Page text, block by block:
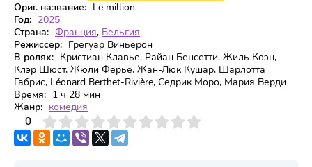
Ориг. название: Le million
Год: 2025
Страна: Франция, Бельгия
Режиссер: Грегуар Виньерон
В ролях: Кристиан Клавье, Райан Бенсетти, Жиль Коэн,
Клэр Шюст, Жюли Ферье, Жан-Люк Кушар, Шарлотта
Габрис, Léonard Berthet-Rivière, Седрик Моро, Мария Верди
Время: 1 ч 28 мин
Жанр: комедия
0
4 6 7 8 9 10